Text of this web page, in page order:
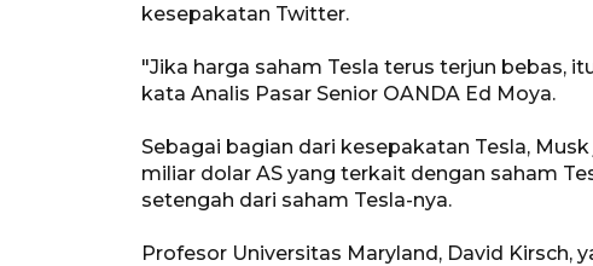
kesepakatan Twitter.
"Jika harga saham Tesla terus terjun bebas,
kata Analis Pasar Senior OANDA Ed Moya.
Sebagai bagian dari kesepakatan Tesla,
miliar dolar AS yang terkait dengan saham
setengah dari saham Tesla-nya.
Profesor Universitas Maryland, David Kirsch,